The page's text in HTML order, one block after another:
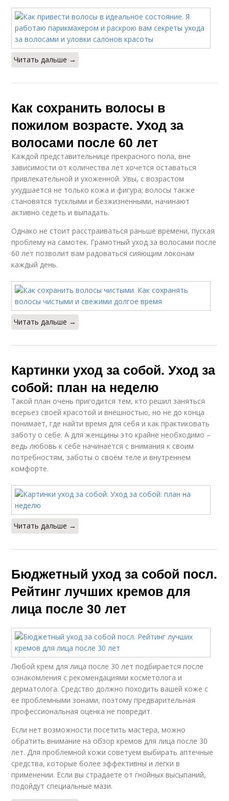
Читать дальше →
Как сохранить волосы в
пожилом возрасте. Уход за
волосами после 60 лет
Каждой представительнице прекрасного пола, вне
зависимости от количества лет хочется оставаться
привлекательной и ухоженной. Увы, с возрастом
ухудшается не только кожа и фигура; волосы также
становятся тусклыми и безжизненными, начинают
активно седеть и выпадать.
Однако не стоит расстраиваться раньше времени, пуская
проблему на самотек. Грамотный уход за волосами после
60 лет позволит вам радоваться сияющим локонам
каждый день.
Читать дальше →
Картинки уход за собой. Уход за
собой: план на неделю
Такой план очень пригодится тем, кто решил заняться
всерьез своей красотой и внешностью, но не до конца
понимает, где найти время для себя и как практиковать
заботу о себе. А для женщины это крайне необходимо –
ведь любовь к себе начинается с внимания к своим
потребностям, заботы о своём теле и внутреннем
комфорте.
Читать дальше →
Бюджетный уход за собой посл.
Рейтинг лучших кремов для
лица после 30 лет
Любой крем для лица после 30 лет подбирается после
ознакомления с рекомендациями косметолога и
дерматолога. Средство должно походить вашей коже с
ее проблемными зонами, поэтому предварительная
профессиональная оценка не повредит.
Если нет возможности посетить мастера, можно
обратить внимание на обзор кремов для лица после 30
лет. Для проблемной кожи советуем выбирать аптечные
средства, которые более эффективны и легки в
применении. Если вы страдаете от гнойных высыпаний,
подойдут специальные мази.